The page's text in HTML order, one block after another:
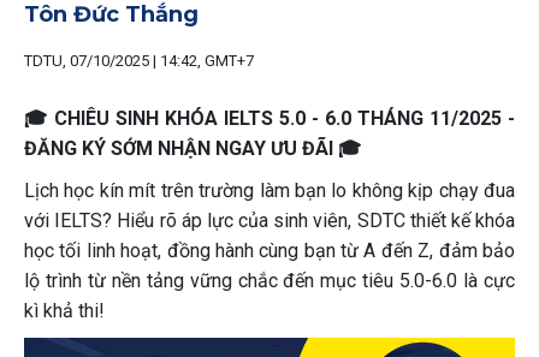
Tôn Đức Thắng
TDTU, 07/10/2025 | 14:42, GMT+7
🎓 CHIÊU SINH KHÓA IELTS 5.0 - 6.0 THÁNG 11/2025 -
ĐĂNG KÝ SỚM NHẬN NGAY ƯU ĐÃI️ 🎓
Lịch học kín mít trên trường làm bạn lo không kịp chạy đua
với IELTS? Hiểu rõ áp lực của sinh viên, SDTC thiết kế khóa
học tối linh hoạt, đồng hành cùng bạn từ A đến Z, đảm bảo
lộ trình từ nền tảng vững chắc đến mục tiêu 5.0-6.0 là cực
kì khả thi!